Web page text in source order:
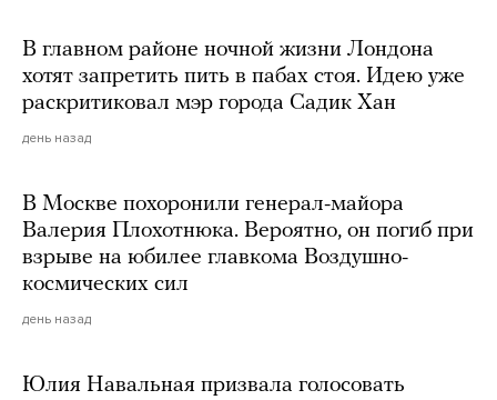
В главном районе ночной жизни Лондона
хотят запретить пить в пабах стоя. Идею уже
раскритиковал мэр города Садик Хан
день назад
В Москве похоронили генерал-майора
Валерия Плохотнюка. Вероятно, он погиб при
взрыве на юбилее главкома Воздушно-
космических сил
день назад
Юлия Навальная призвала голосовать